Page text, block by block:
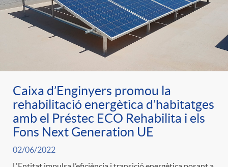
Caixa d’Enginyers promou la
rehabilitació energètica d’habitatges
amb el Préstec ECO Rehabilita i els
Fons Next Generation UE
02/06/2022